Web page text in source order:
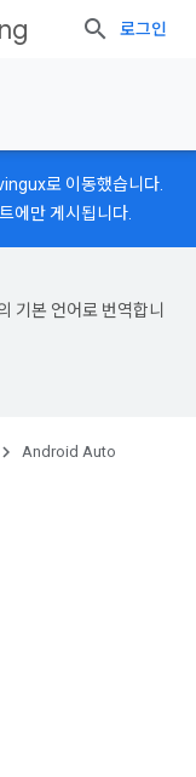
로그인
로 이동했습니다.
에만 게시됩니다.
기본 언어로 번역합니
Android Auto